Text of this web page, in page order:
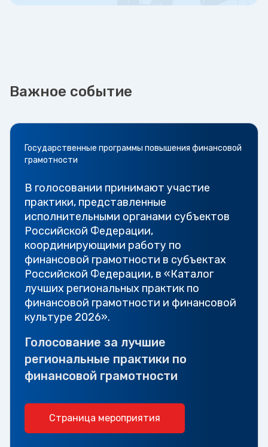
Важное событие
Государственные программы повышения финансовой
грамотности
В голосовании принимают участие
практики, представленные
исполнительными органами субъектов
Российской Федерации,
координирующими работу по
финансовой грамотности в субъектах
Российской Федерации, в «Каталог
лучших региональных практик по
финансовой грамотности и финансовой
культуре 2026».
Голосование за лучшие
региональные практики по
финансовой грамотности
Страница мероприятия